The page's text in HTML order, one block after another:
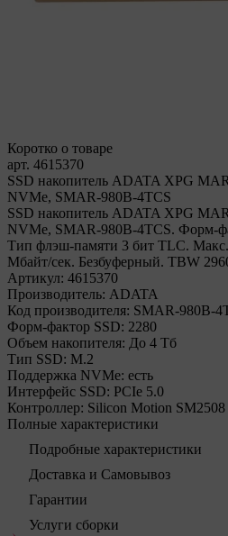
Коротко о товаре
арт. 4615370
SSD накопитель ADATA XPG
NVMe, SMAR-980B-4TCS
SSD накопитель ADATA XPG
NVMe, SMAR-980B-4TCS. Форм-
Тип флэш-памяти 3 бит TLC. Макс.
Мбайт/сек. Безбуферный. TBW
Артикул: 4615370
Производитель: ADATA
Код производителя: SMAR-980B-
Форм-фактор SSD: 2280
Объем накопителя: До 4 Тб
Тип SSD: М.2
Поддержка NVMe: есть
Интерфейс SSD: PCIe 5.0
Контроллер: Silicon Motion SM2508
Полные характеристики
Подробные характеристики
Доставка и Самовывоз
Гарантии
Услуги сборки